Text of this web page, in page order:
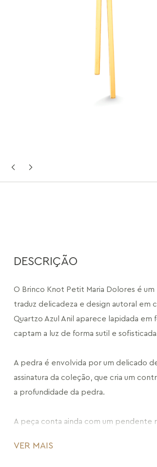
DESCRIÇÃO
O Brinco Knot Petit Maria Dolores é
traduz delicadeza e design autoral em
Quartzo Azul Anil aparece lapidada
captam a luz de forma sutil e
A pedra é envolvida por um delicado
assinatura da coleção, que cria um
a profundidade da pedra.
A peça conta ainda com um pendente
alongam o visual. Esse elemento pode
VER MAIS